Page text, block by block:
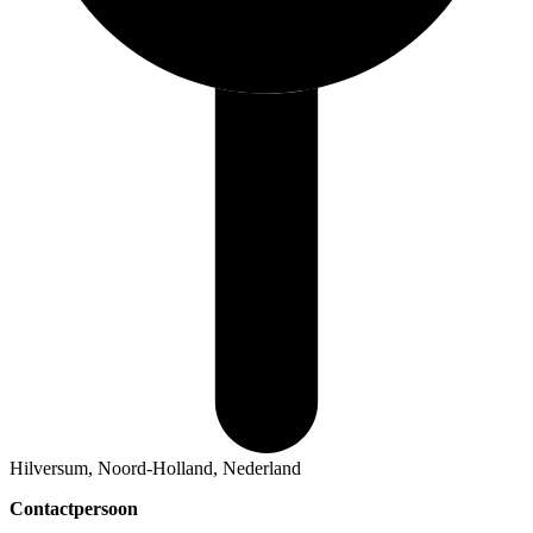
Hilversum, Noord-Holland, Nederland
Contactpersoon